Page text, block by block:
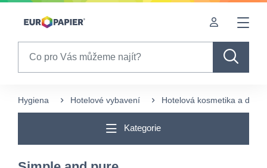
Table Of Content
Hygiena Hotelové vybavení Hotelová kosmetika a
Kategorie